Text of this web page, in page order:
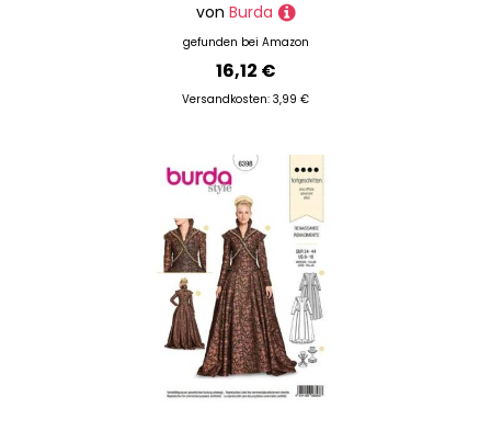
von Burda
gefunden bei Amazon
16,12 €
Versandkosten: 3,99 €